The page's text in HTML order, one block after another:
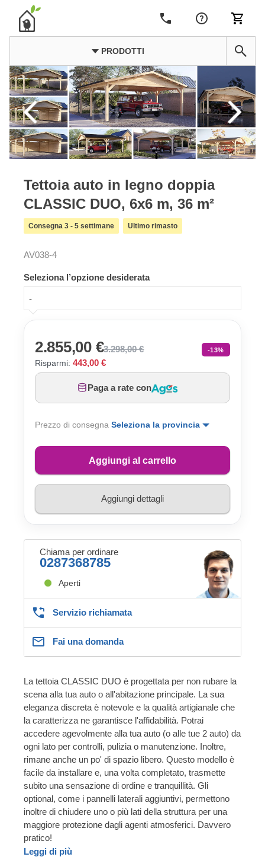
PRODOTTI
Tettoia auto in legno doppia
CLASSIC DUO, 6x6 m, 36 m²
Consegna 3 - 5 settimane Ultimo rimasto
AV038-4
Seleziona l’opzione desiderata
-
2.855,00 €3.298,00 € -13%
Risparmi: 443,00 €
Paga a rate con
Prezzo di consegna Seleziona la provincia
Aggiungi al carrello
Aggiungi dettagli
Chiama per ordinare
0287368785
Aperti
Servizio richiamata
Fai una domanda
La tettoia CLASSIC DUO è progettata per non rubare la
scena alla tua auto o all'abitazione principale. La sua
eleganza discreta è notevole e la qualità artigianale che
la caratterizza ne garantisce l'affidabilità. Potrai
accedere agevolmente alla tua auto (o alle tue 2 auto) da
ogni lato per controlli, pulizia o manutenzione. Inoltre,
rimane anche un po' di spazio libero. Questo modello è
facile da installare e, una volta completato, trasmette
subito una sensazione di ordine e tranquillità. Gli
optional, come i pannelli laterali aggiuntivi, permettono
inoltre di chiudere uno o più lati della struttura per una
maggiore protezione dagli agenti atmosferici. Davvero
pratico!
Leggi di più